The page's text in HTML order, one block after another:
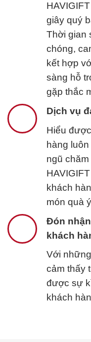
giây quý
Thời gian
chóng,
kết hợp
sàng hỗ
gặp thắc
Dịch vụ
Hiểu
hàng
ngũ
khách
món quà
Đón
khách
Với
cảm thấy
được sự
khách